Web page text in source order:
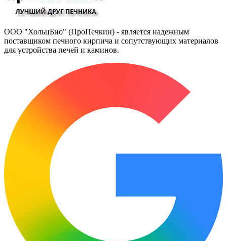
ООО "ХольцБио" (ПроПечкин) - является надежным
поставщиком печного кирпича и сопутствующих материалов
для устройства печей и каминов.